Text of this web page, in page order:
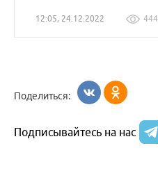
12:05, 24.12.2022 444
Поделиться:
Подписывайтесь на нас